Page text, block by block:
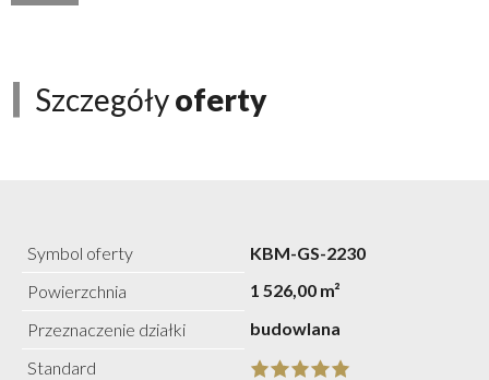
Szczegółyoferty
Symbol oferty
KBM-GS-2230
Powierzchnia
1 526,00 m²
Przeznaczenie działki
budowlana
Standard